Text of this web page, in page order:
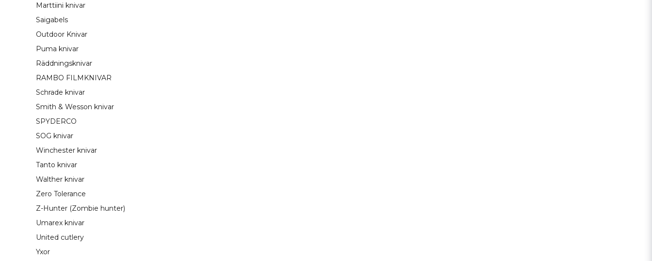
Marttiini knivar
Saigabels
Outdoor Knivar
Puma knivar
Räddningsknivar
RAMBO FILMKNIVAR
Schrade knivar
Smith & Wesson knivar
SPYDERCO
SOG knivar
Winchester knivar
Tanto knivar
Walther knivar
Zero Tolerance
Z-Hunter (Zombie hunter)
Umarex knivar
United cutlery
Yxor